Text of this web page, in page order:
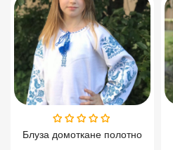
Блуза домоткане полотно